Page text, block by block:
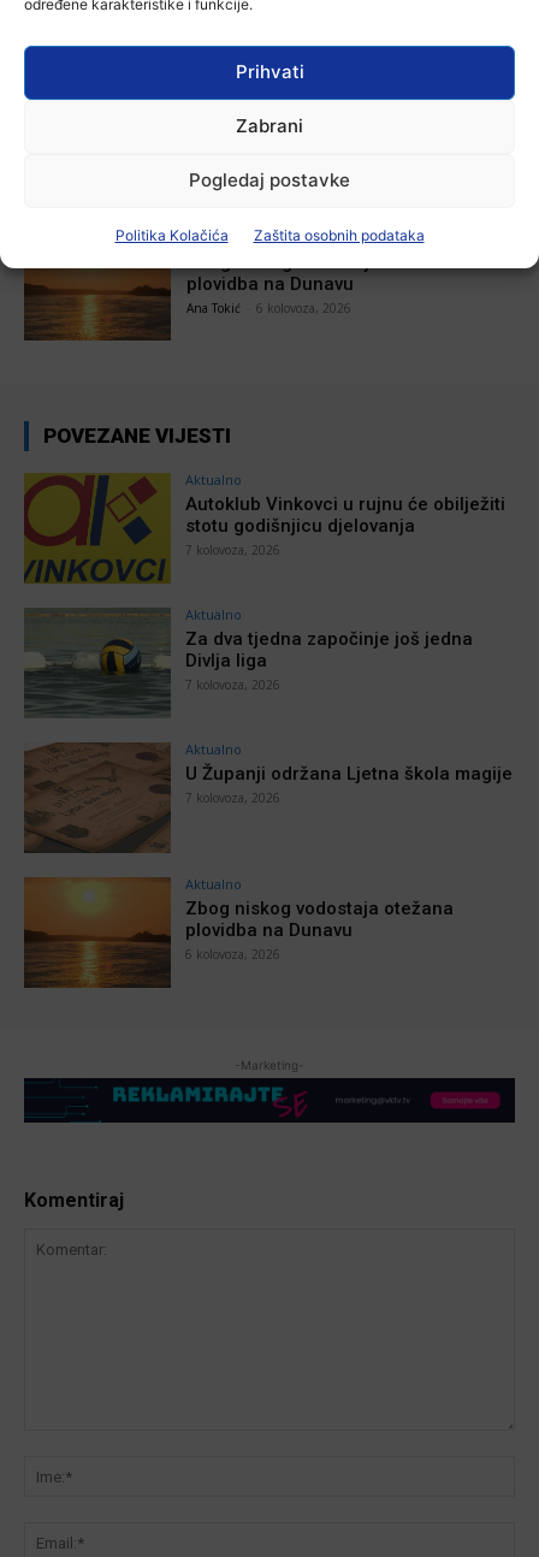
određene karakteristike i funkcije.
Prihvati
Zabrani
Pogledaj postavke
Politika Kolačića Zaštita osobnih podataka
Divlja liga
Aktualno
U Županji održana Ljetna škola magije
Aktualno
plovidba na Dunavu
Ana Tokić 6 kolovoza, 2026
POVEZANE VIJESTI
Aktualno
Autoklub Vinkovci u rujnu će obilježiti
stotu godišnjicu djelovanja
7 kolovoza, 2026
Aktualno
Za dva tjedna započinje još jedna
Divlja liga
7 kolovoza, 2026
Aktualno
U Županji održana Ljetna škola magije
7 kolovoza, 2026
Aktualno
Zbog niskog vodostaja otežana
plovidba na Dunavu
6 kolovoza, 2026
-Marketing-
Komentiraj